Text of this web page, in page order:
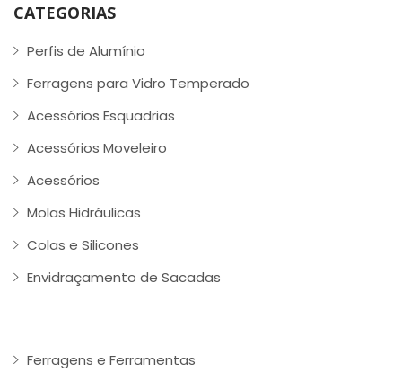
CATEGORIAS
Perfis de Alumínio
Ferragens para Vidro Temperado
Acessórios Esquadrias
Acessórios Moveleiro
Acessórios
Molas Hidráulicas
Colas e Silicones
Envidraçamento de Sacadas
Ferragens e Ferramentas